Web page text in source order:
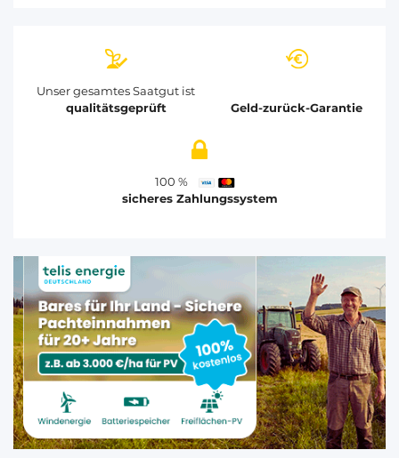
Unser gesamtes Saatgut ist
qualitätsgeprüft
Geld-zurück-Garantie
100 %
sicheres Zahlungssystem